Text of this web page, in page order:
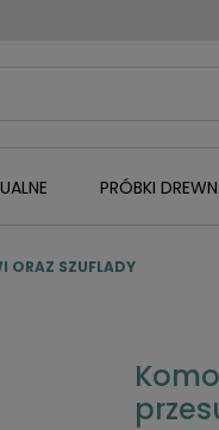
PRÓBKI
ORAZ SZUFLADY